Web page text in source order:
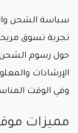
سياسة الشحن
تجربة تسوق
حول رسوم الشحن
الإرشادات
وفي الوقت
مميزات